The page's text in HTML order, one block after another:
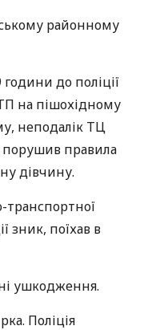
районному
до поліції
на пішохідному
неподалік ТЦ
порушив правила
дівчину.
транспортної
зник, поїхав в
ушкодження.
Поліція